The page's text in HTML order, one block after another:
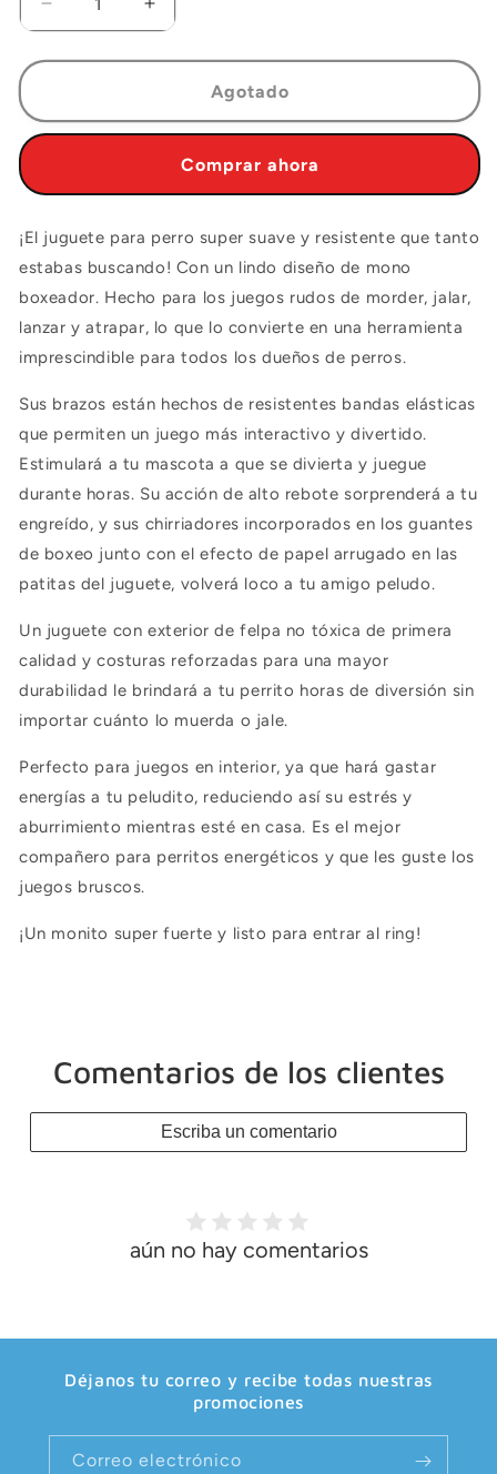
Reducir
cantidad
para
Zoo
Aumentar
cantidad
para
Zoo
Monkey
Boxer
Agotado
Comprar ahora
¡El juguete para perro super suave y resistente que tanto
estabas buscando! Con un lindo diseño de mono
boxeador. Hecho para los juegos rudos de morder, jalar,
lanzar y atrapar, lo que lo convierte en una herramienta
imprescindible para todos los dueños de perros.
Sus brazos están hechos de resistentes bandas elásticas
que permiten un juego más interactivo y divertido.
Estimulará a tu mascota a que se divierta y juegue
durante horas. Su acción de alto rebote sorprenderá a tu
engreído, y sus chirriadores incorporados en los guantes
de boxeo junto con el efecto de papel arrugado en las
patitas del juguete, volverá loco a tu amigo peludo.
Un juguete con exterior de felpa no tóxica de primera
calidad y costuras reforzadas para una mayor
durabilidad le brindará a tu perrito horas de diversión sin
importar cuánto lo muerda o jale.
Perfecto para juegos en interior, ya que hará gastar
energías a tu peludito, reduciendo así su estrés y
aburrimiento mientras esté en casa. Es el mejor
compañero para perritos energéticos y que les guste los
juegos bruscos.
¡Un monito super fuerte y listo para entrar al ring!
Comentarios de los clientes
Escriba un comentario
aún no hay comentarios
Déjanos tu correo y recibe todas nuestras
promociones
Correo electrónico